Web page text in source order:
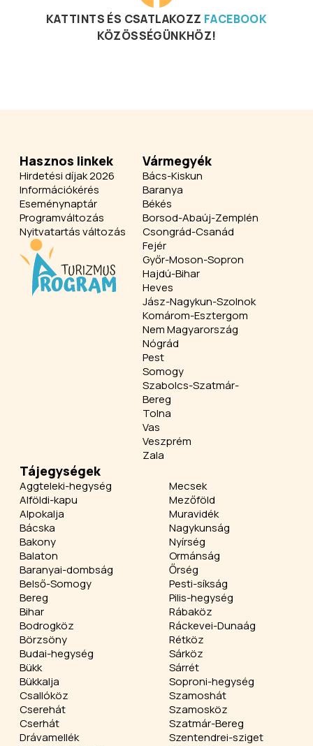
KATTINTS ÉS CSATLAKOZZ FACEBOOK
KÖZÖSSÉGÜNKHÖZ!
Hasznos linkek
Hirdetési díjak 2026
Információkérés
Eseménynaptár
Programváltozás
Nyitvatartás változás
Vármegyék
Bács-Kiskun
Baranya
Békés
Borsod-Abaúj-Zemplén
Csongrád-Csanád
Fejér
Győr-Moson-Sopron
Hajdú-Bihar
Heves
Jász-Nagykun-Szolnok
Komárom-Esztergom
Nem Magyarország
Nógrád
Pest
Somogy
Szabolcs-Szatmár-
Bereg
Tolna
Vas
Veszprém
Zala
Tájegységek
Aggteleki-hegység
Alföldi-kapu
Alpokalja
Bácska
Bakony
Balaton
Baranyai-dombság
Belső-Somogy
Bereg
Bihar
Bodrogköz
Börzsöny
Budai-hegység
Bükk
Bükkalja
Csallóköz
Cserehát
Cserhát
Drávamellék
Mecsek
Mezőföld
Muravidék
Nagykunság
Nyírség
Ormánság
Őrség
Pesti-síkság
Pilis-hegység
Rábaköz
Ráckevei-Dunaág
Rétköz
Sárköz
Sárrét
Soproni-hegység
Szamoshát
Szamosköz
Szatmár-Bereg
Szentendrei-sziget